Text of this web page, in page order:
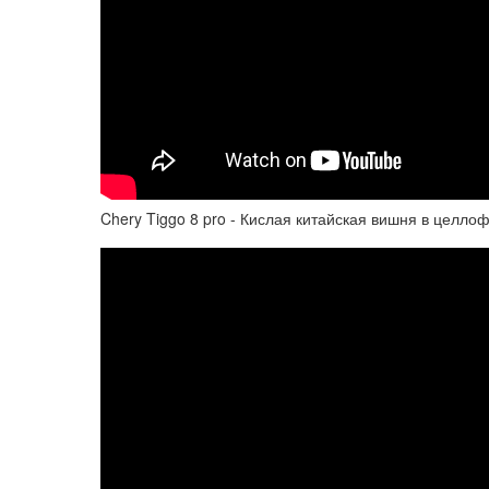
Chery Tiggo 8 pro - Кислая китайская вишня в